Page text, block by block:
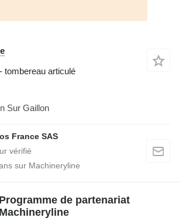
tombereau articulé
Sur Gaillon
France SAS
sur Machineryline
Programme de partenariat
Machineryline